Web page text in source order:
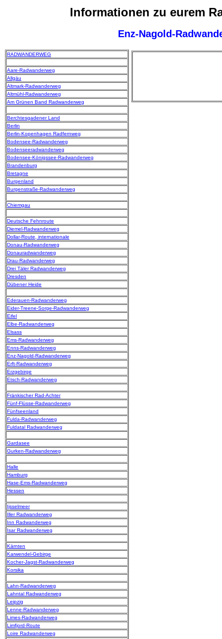
Informationen zu eurem
Enz-Nagold-
RADWANDERWEG
Aare-Radwanderweg
Allgäu
Altmark-Radwanderweg
Altmühl-Radwanderweg
Am Grünen Band Radwanderweg
Berchtesgadener Land
Berlin
Berlin-Kopenhagen Radfernweg
Bodensee-Radwanderweg
Bodenseeradwanderweg
Bodensee-Königssee-Radwanderweg
Brandenburg
Bretagne
Burgenland
Burgenstraße-Radwanderweg
Chiemgau
Deutsche Fehnroute
Diemel-Radwanderweg
Dollar-Route, internationale
Donau-Radwanderweg
Donauradwanderweg
Drau-Radwanderweg
Drei Täler Radwanderweg
Dresden
Dübener Heide
Ederauen-Radwanderweg
Eider-Treene-Sorge-Radwanderweg
Eifel
Elbe-Radwanderweg
Elsass
Ems-Radwanderweg
Enns-Radwanderweg
Enz-Nagold-Radwanderweg
Erft-Radwanderweg
Erzgebirge
Etsch-Radwanderweg
Fränkischer Rad-Achter
Fünf-Flüsse-Radwanderweg
Fünfseenland
Fulda-Radwanderweg
Fuldatal Radwanderweg
Gardasee
Gurken-Radwanderweg
Halle
Hamburg
Hase-Ems-Radwanderweg
Hessen
Ijsselmeer
Iller Radwanderweg
Inn Radwanderweg
Isar Radwanderweg
Kärnten
Karwendel-Gebirge
Kocher-Jagst-Radwanderweg
Korsika
Lahn-Radwanderweg
Lahntal Radwanderweg
Leipzig
Lenne-Radwanderweg
Limes-Radwanderweg
Limfjord-Route
Loire Radwanderweg